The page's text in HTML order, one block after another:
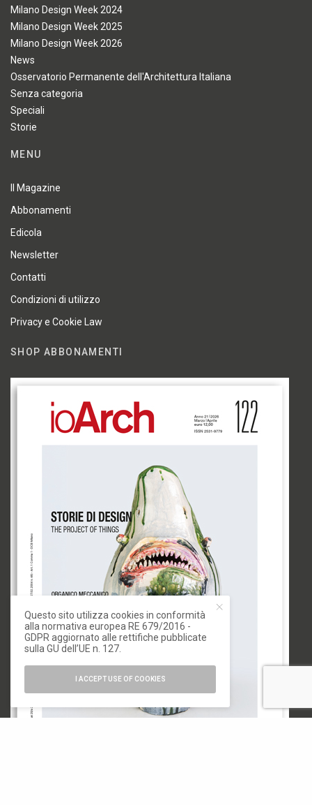
Milano Design Week 2024
Milano Design Week 2025
Milano Design Week 2026
News
Osservatorio Permanente dell'Architettura Italiana
Senza categoria
Speciali
Storie
MENU
Il Magazine
Abbonamenti
Edicola
Newsletter
Contatti
Condizioni di utilizzo
Privacy e Cookie Law
SHOP ABBONAMENTI
Questo sito utilizza cookies in conformità
alla normativa europea RE 679/2016 -
GDPR aggiornato alle rettifiche pubblicate
sulla GU dell’UE n. 127.
I ACCEPT USE OF COOKIES